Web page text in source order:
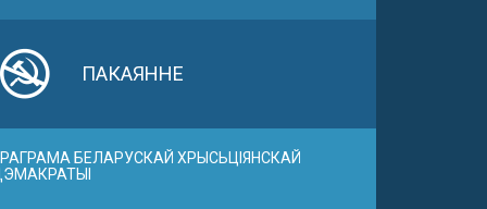
ПАКАЯННЕ
БЕЛАРУСКАЙ ХРЫСЬЦІЯНСКАЙ